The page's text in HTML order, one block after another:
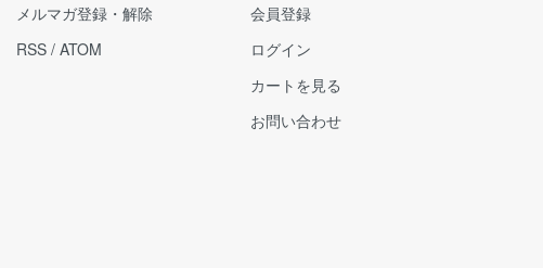
メルマガ登録・解除
RSS / ATOM
会員登録
ログイン
カートを見る
お問い合わせ